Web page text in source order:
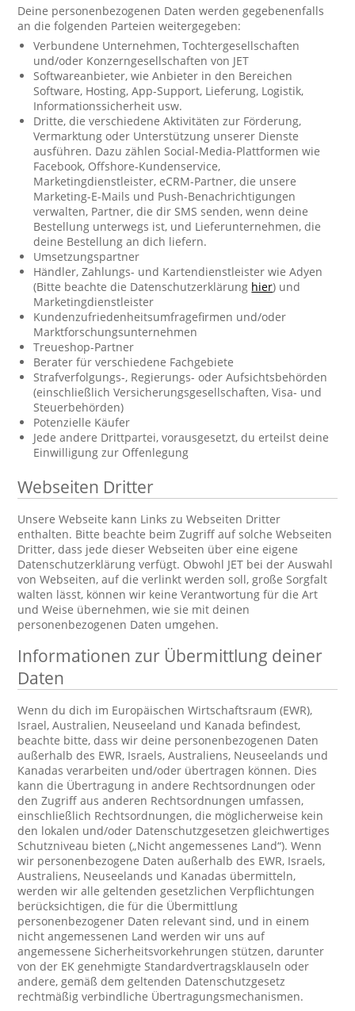
Deine personenbezogenen Daten werden gegebenenfalls
an die folgenden Parteien weitergegeben:
Verbundene Unternehmen, Tochtergesellschaften
und/oder Konzerngesellschaften von JET
Softwareanbieter, wie Anbieter in den Bereichen
Software, Hosting, App-Support, Lieferung, Logistik,
Informationssicherheit usw.
Dritte, die verschiedene Aktivitäten zur Förderung,
Vermarktung oder Unterstützung unserer Dienste
ausführen. Dazu zählen Social-Media-Plattformen wie
Facebook, Offshore-Kundenservice,
Marketingdienstleister, eCRM-Partner, die unsere
Marketing-E-Mails und Push-Benachrichtigungen
verwalten, Partner, die dir SMS senden, wenn deine
Bestellung unterwegs ist, und Lieferunternehmen, die
deine Bestellung an dich liefern.
Umsetzungspartner
Händler, Zahlungs- und Kartendienstleister wie Adyen
(Bitte beachte die Datenschutzerklärung hier) und
Marketingdienstleister
Kundenzufriedenheitsumfragefirmen und/oder
Marktforschungsunternehmen
Treueshop-Partner
Berater für verschiedene Fachgebiete
Strafverfolgungs-, Regierungs- oder Aufsichtsbehörden
(einschließlich Versicherungsgesellschaften, Visa- und
Steuerbehörden)
Potenzielle Käufer
Jede andere Drittpartei, vorausgesetzt, du erteilst deine
Einwilligung zur Offenlegung
Webseiten Dritter
Unsere Webseite kann Links zu Webseiten Dritter
enthalten. Bitte beachte beim Zugriff auf solche Webseiten
Dritter, dass jede dieser Webseiten über eine eigene
Datenschutzerklärung verfügt. Obwohl JET bei der Auswahl
von Webseiten, auf die verlinkt werden soll, große Sorgfalt
walten lässt, können wir keine Verantwortung für die Art
und Weise übernehmen, wie sie mit deinen
personenbezogenen Daten umgehen.
Informationen zur Übermittlung deiner
Daten
Wenn du dich im Europäischen Wirtschaftsraum (EWR),
Israel, Australien, Neuseeland und Kanada befindest,
beachte bitte, dass wir deine personenbezogenen Daten
außerhalb des EWR, Israels, Australiens, Neuseelands und
Kanadas verarbeiten und/oder übertragen können. Dies
kann die Übertragung in andere Rechtsordnungen oder
den Zugriff aus anderen Rechtsordnungen umfassen,
einschließlich Rechtsordnungen, die möglicherweise kein
den lokalen und/oder Datenschutzgesetzen gleichwertiges
Schutzniveau bieten („Nicht angemessenes Land“). Wenn
wir personenbezogene Daten außerhalb des EWR, Israels,
Australiens, Neuseelands und Kanadas übermitteln,
werden wir alle geltenden gesetzlichen Verpflichtungen
berücksichtigen, die für die Übermittlung
personenbezogener Daten relevant sind, und in einem
nicht angemessenen Land werden wir uns auf
angemessene Sicherheitsvorkehrungen stützen, darunter
von der EK genehmigte Standardvertragsklauseln oder
andere, gemäß dem geltenden Datenschutzgesetz
rechtmäßig verbindliche Übertragungsmechanismen.